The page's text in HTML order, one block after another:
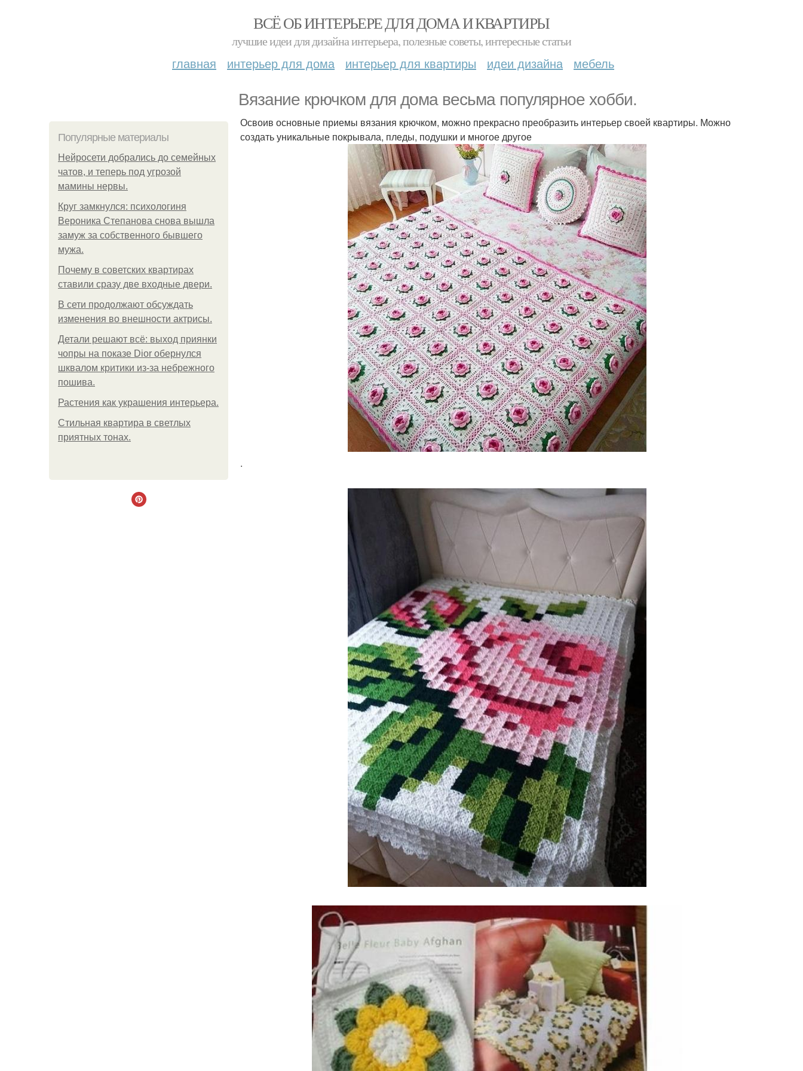
ВСЁ ОБ ИНТЕРЬЕРЕ ДЛЯ ДОМА И КВАРТИРЫ
лучшие идеи для дизайна интерьера, полезные советы, интересные статьи
главная интерьер для дома интерьер для квартиры идеи дизайна мебель
Вязание крючком для дома весьма популярное хобби.
Популярные материалы
Нейросети добрались до семейных
чатов, и теперь под угрозой
мамины нервы.
Круг замкнулся: психологиня
Вероника Степанова снова вышла
замуж за собственного бывшего
мужа.
Почему в советских квартирах
ставили сразу две входные двери.
В сети продолжают обсуждать
изменения во внешности актрисы.
Детали решают всё: выход приянки
чопры на показе Dior обернулся
шквалом критики из-за небрежного
пошива.
Растения как украшения интерьера.
Стильная квартира в светлых
приятных тонах.
Освоив основные приемы вязания крючком, можно прекрасно преобразить интерьер своей квартиры. Можно
создать уникальные покрывала, пледы, подушки и многое другое
.